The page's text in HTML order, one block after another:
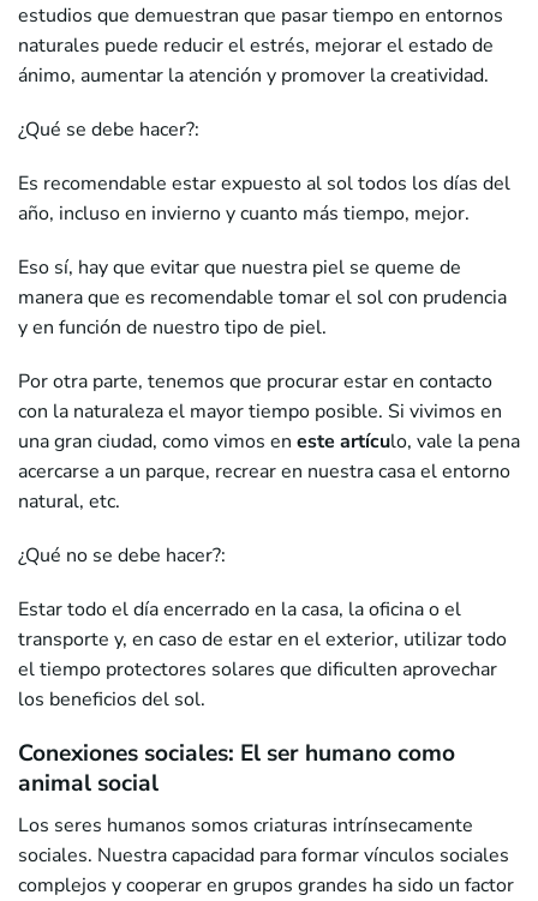
estudios que demuestran que pasar tiempo en entornos
naturales puede reducir el estrés, mejorar el estado de
ánimo, aumentar la atención y promover la creatividad.
¿Qué se debe hacer?:
Es recomendable estar expuesto al sol todos los días del
año, incluso en invierno y cuanto más tiempo, mejor.
Eso sí, hay que evitar que nuestra piel se queme de
manera que es recomendable tomar el sol con prudencia
y en función de nuestro tipo de piel.
Por otra parte, tenemos que procurar estar en contacto
con la naturaleza el mayor tiempo posible. Si vivimos en
una gran ciudad, como vimos en este artículo, vale la pena
acercarse a un parque, recrear en nuestra casa el entorno
natural, etc.
¿Qué no se debe hacer?:
Estar todo el día encerrado en la casa, la oficina o el
transporte y, en caso de estar en el exterior, utilizar todo
el tiempo protectores solares que dificulten aprovechar
los beneficios del sol.
Conexiones sociales: El ser humano como
animal social
Los seres humanos somos criaturas intrínsecamente
sociales. Nuestra capacidad para formar vínculos sociales
complejos y cooperar en grupos grandes ha sido un factor